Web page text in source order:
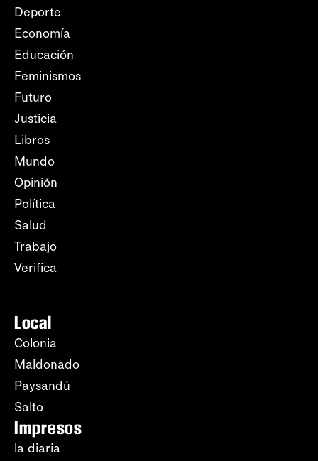
Deporte
Economía
Educación
Feminismos
Futuro
Justicia
Libros
Mundo
Opinión
Política
Salud
Trabajo
Verifica
Local
Colonia
Maldonado
Paysandú
Salto
Impresos
la diaria